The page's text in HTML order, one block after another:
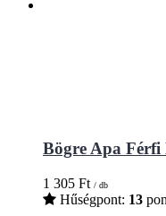
Bögre Apa Férfi
1 305 Ft / db
Hűségpont: 13